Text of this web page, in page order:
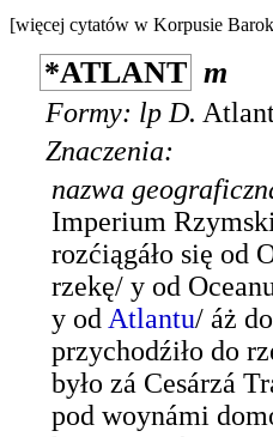
[więcej cytatów w Korpusie
*ATLANT m
Formy: lp D.
Znaczenia:
nazwa
Imperium
rozćiągáło się od
rzekę/ y od
y od Atlantu/ áż
przychodźiło do
było zá Cesárzá
pod woynámi